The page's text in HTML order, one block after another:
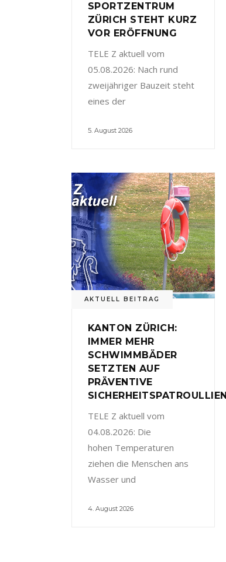
SPORTZENTRUM
ZÜRICH STEHT KURZ
VOR ERÖFFNUNG
TELE Z aktuell vom
05.08.2026: Nach rund
zweijähriger Bauzeit steht
eines der
5. August 2026
AKTUELL BEITRAG
KANTON ZÜRICH:
IMMER MEHR
SCHWIMMBÄDER
SETZTEN AUF
PRÄVENTIVE
SICHERHEITSPATROULLIEN
TELE Z aktuell vom
04.08.2026: Die
hohen Temperaturen
ziehen die Menschen ans
Wasser und
4. August 2026